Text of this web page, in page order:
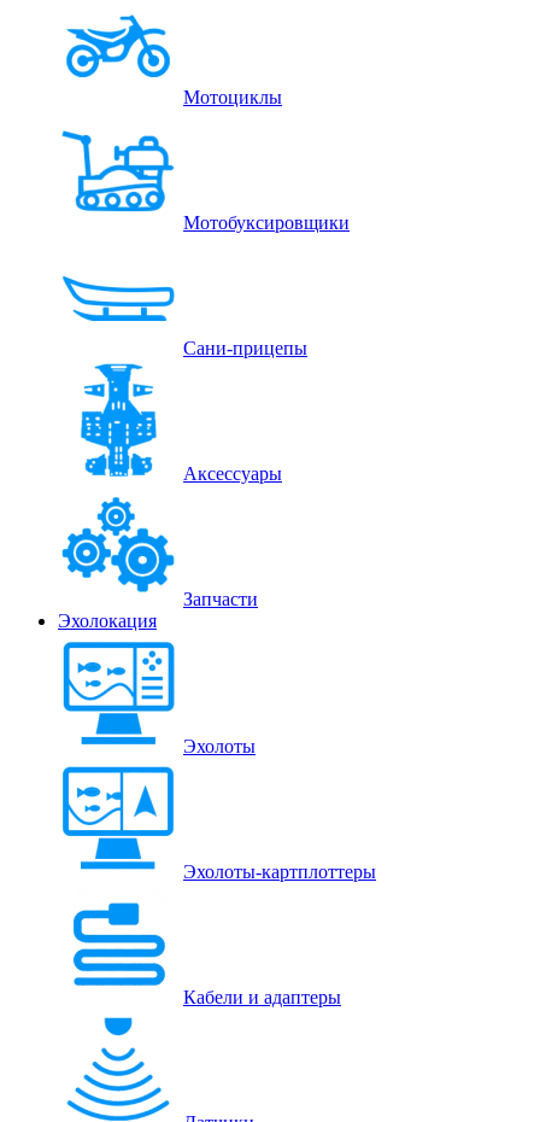
Мотоциклы
Мотобуксировщики
Сани-прицепы
Аксессуары
Запчасти
Эхолокация
Эхолоты
Эхолоты-картплоттеры
Кабели и адаптеры